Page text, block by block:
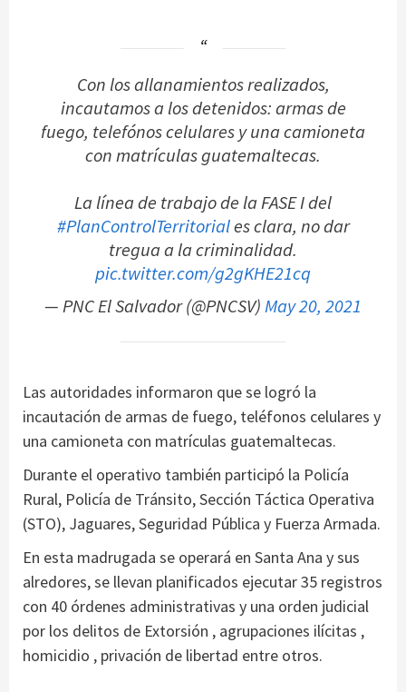
Con los allanamientos realizados,
incautamos a los detenidos: armas de
fuego, telefónos celulares y una camioneta
con matrículas guatemaltecas.
La línea de trabajo de la FASE I del
#PlanControlTerritoriales clara, no dar
tregua a la criminalidad.
pic.twitter.com/g2gKHE21cq
— PNC El Salvador (@PNCSV)May 20, 2021
Las autoridades informaron que se logró la
incautación de armas de fuego, teléfonos celulares y
una camioneta con matrículas guatemaltecas.
Durante el operativo también participó la Policía
Rural, Policía de Tránsito, Sección Táctica Operativa
(STO), Jaguares, Seguridad Pública y Fuerza Armada.
En esta madrugada se operará en Santa Ana y sus
alredores, se llevan planificados ejecutar 35 registros
con 40 órdenes administrativas y una orden judicial
por los delitos de Extorsión , agrupaciones ilícitas ,
homicidio , privación de libertad entre otros.